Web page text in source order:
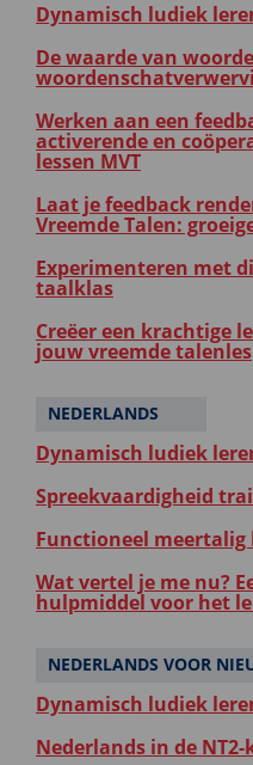
Dynamisch ludiek
De waarde van
Werken aan een
activerende en
lessen MVT
Laat je feedback
Vreemde Talen:
Experimenteren met
taalklas
Creëer een krachtige
jouw vreemde talenles
NEDERLANDS
Dynamisch ludiek
Spreekvaardigheid
Functioneel meertalig
Wat vertel je me nu?
hulpmiddel voor het
NEDERLANDS VOOR
Dynamisch ludiek
Nederlands in de